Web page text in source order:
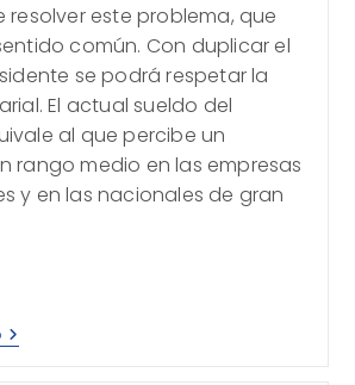
resolver este problema, que
común. Con duplicar el
se podrá respetar la
El actual sueldo del
al que percibe un
rango medio en las empresas
y en las nacionales de gran
La
Trampa